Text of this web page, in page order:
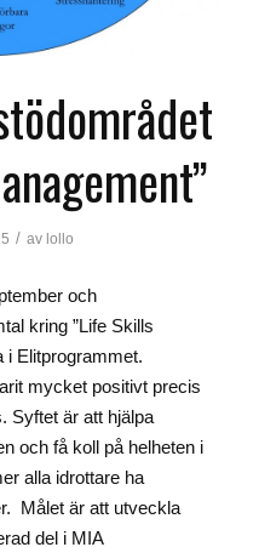
/ av lollo
och
kring ”Life Skills
i Elitprogrammet.
mycket positivt precis
Syftet är att hjälpa
och få koll på helheten i
alla idrottare ha
Målet är att utveckla
del i MIA